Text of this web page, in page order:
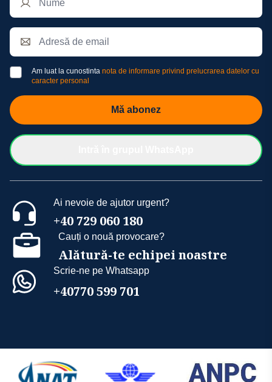
Am luat la cunostinta nota de informare privind prelucrarea datelor cu
caracter personal
Mă abonez
Ai nevoie de ajutor urgent?
+40 729 060 180
Cauți o nouă provocare?
Alătură-te echipei noastre
Scrie-ne pe Whatsapp
+40770 599 701